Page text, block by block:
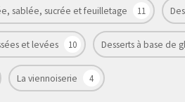
sablée, sucrée et feuilletage 11
et levées 10 Desserts à base de
La viennoiserie 4